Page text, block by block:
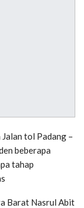
Jalan tol Padang –
beberapa
tahap
Barat Nasrul Abit